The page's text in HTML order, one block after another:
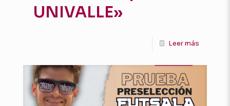
UNIVALLE»
Leer más